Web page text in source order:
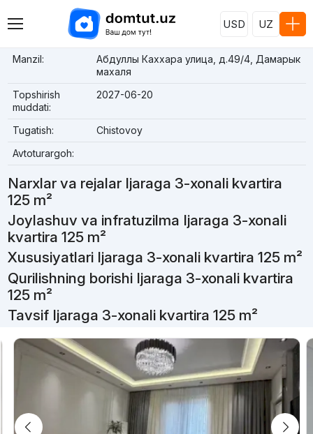
USD UZ
Manzil:
Абдуллы Каххара улица, д.49/4, Дамарык
махаля
Topshirish
muddati:
2027-06-20
Tugatish:
Chistovoy
Avtoturargoh:
Narxlar va rejalar Ijaraga 3-xonali kvartira
125 m²
Joylashuv va infratuzilma Ijaraga 3-xonali
kvartira 125 m²
Xususiyatlari Ijaraga 3-xonali kvartira 125 m²
Qurilishning borishi Ijaraga 3-xonali kvartira
125 m²
Tavsif Ijaraga 3-xonali kvartira 125 m²